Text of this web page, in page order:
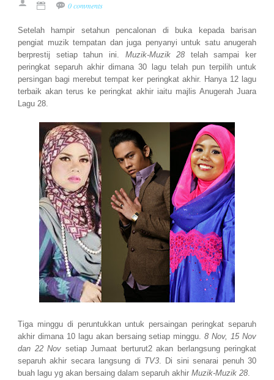
0 comments
Setelah hampir setahun pencalonan di buka kepada barisan
pengiat muzik tempatan dan juga penyanyi untuk satu anugerah
berprestij setiap tahun ini. Muzik-Muzik 28 telah sampai ker
peringkat separuh akhir dimana 30 lagu telah pun terpilih untuk
persingan bagi merebut tempat ker peringkat akhir. Hanya 12 lagu
terbaik akan terus ke peringkat akhir iaitu majlis Anugerah Juara
Lagu 28.
Tiga minggu di peruntukkan untuk persaingan peringkat separuh
akhir dimana 10 lagu akan bersaing setiap minggu.8 Nov, 15 Nov
dan 22 Nov setiap Jumaat berturut2 akan berlangsung peringkat
separuh akhir secara langsung di TV3. Di sini senarai penuh 30
buah lagu yg akan bersaing dalam separuh akhir Muzik-Muzik 28.